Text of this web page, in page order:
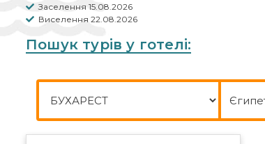
Заселення 15.08.2026
Виселення 22.08.2026
Пошук турів у готелі: